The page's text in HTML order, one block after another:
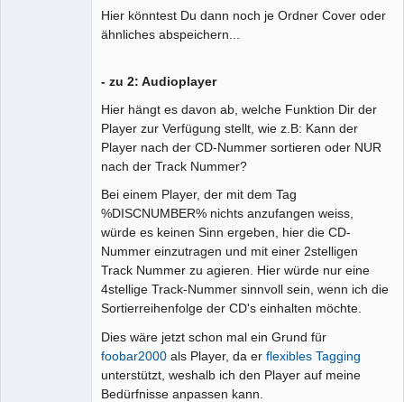
Hier könntest Du dann noch je Ordner Cover oder
ähnliches abspeichern...
- zu 2: Audioplayer
Hier hängt es davon ab, welche Funktion Dir der
Player zur Verfügung stellt, wie z.B: Kann der
Player nach der CD-Nummer sortieren oder NUR
nach der Track Nummer?
Bei einem Player, der mit dem Tag
%DISCNUMBER% nichts anzufangen weiss,
würde es keinen Sinn ergeben, hier die CD-
Nummer einzutragen und mit einer 2stelligen
Track Nummer zu agieren. Hier würde nur eine
4stellige Track-Nummer sinnvoll sein, wenn ich die
Sortierreihenfolge der CD's einhalten möchte.
Dies wäre jetzt schon mal ein Grund für
foobar2000 als Player, da er flexibles Tagging
unterstützt, weshalb ich den Player auf meine
Bedürfnisse anpassen kann.